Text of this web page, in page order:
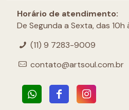
Horário de atendimento:
De Segunda a Sexta, das 10h
(11) 9 7283-9009
contato@artsoul.com.br